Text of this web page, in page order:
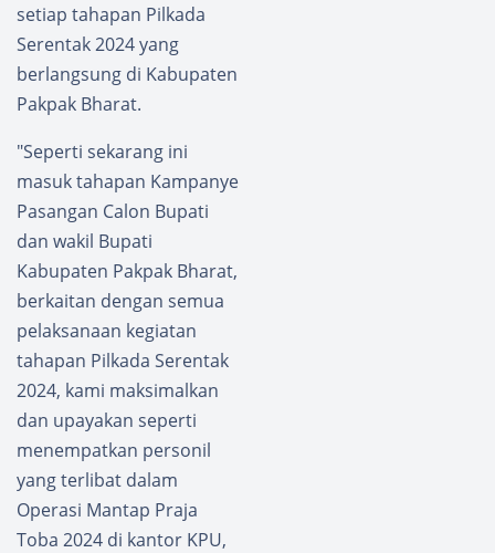
setiap tahapan Pilkada
Serentak 2024 yang
berlangsung di Kabupaten
Pakpak Bharat.
"Seperti sekarang ini
masuk tahapan Kampanye
Pasangan Calon Bupati
dan wakil Bupati
Kabupaten Pakpak Bharat,
berkaitan dengan semua
pelaksanaan kegiatan
tahapan Pilkada Serentak
2024, kami maksimalkan
dan upayakan seperti
menempatkan personil
yang terlibat dalam
Operasi Mantap Praja
Toba 2024 di kantor KPU,